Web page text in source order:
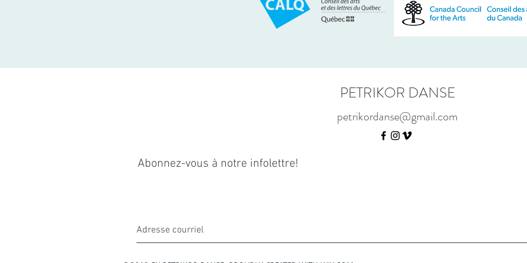
PETRIKOR DANSE
petrikordanse@gmail.com
Abonnez-vous à notre infolettre!